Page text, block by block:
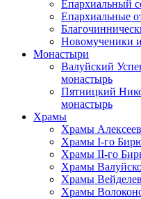
Епархиальный
Епархиальные
Новомученики
Монастыри
Валуйский
монастырь
Пятницкий
монастырь
Храмы
Храмы
Храмы I-го
Храмы II-го
Храмы
Храмы
Храмы